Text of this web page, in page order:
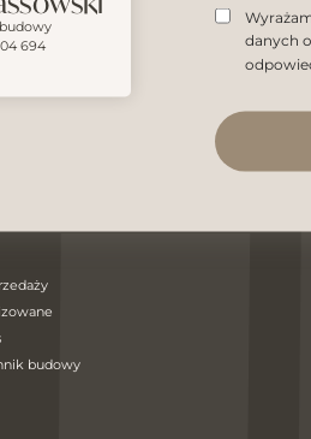
694
danych
budowy